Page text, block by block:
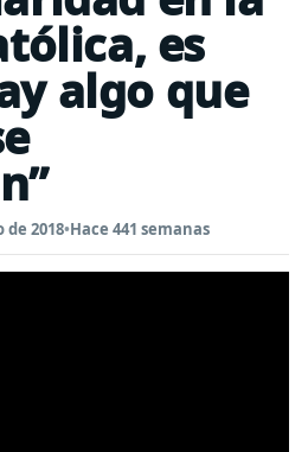
es
algo que
de 2018•Hace 441 semanas